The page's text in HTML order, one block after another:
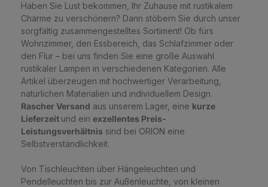
Haben Sie Lust bekommen, Ihr Zuhause mit rustikalem
Charme zu verschönern? Dann stöbern Sie durch unser
sorgfältig zusammengestelltes Sortiment! Ob fürs
Wohnzimmer, den Essbereich, das Schlafzimmer oder
den Flur – bei uns finden Sie eine große Auswahl
rustikaler Lampen in verschiedenen Kategorien. Alle
Artikel überzeugen mit hochwertiger Verarbeitung,
natürlichen Materialien und individuellem Design.
Rascher Versand aus unserem Lager, eine kurze
Lieferzeit und ein exzellentes Preis-
Leistungsverhältnis sind bei ORION eine
Selbstverständlichkeit.
Von Tischleuchten über Hängeleuchten und
Pendelleuchten bis zur Außenleuchte, von kleinen